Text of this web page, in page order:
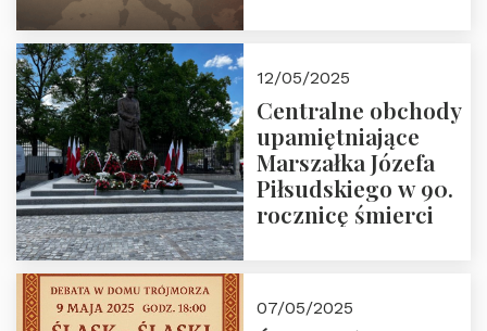
12/05/2025
Centralne obchody
upamiętniające
Marszałka Józefa
Piłsudskiego w 90.
rocznicę śmierci
07/05/2025